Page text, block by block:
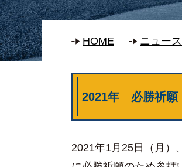
HOME ニュー
2021年 必勝祈願
2021年1月25日（月）